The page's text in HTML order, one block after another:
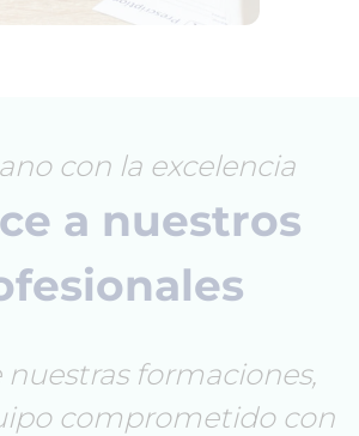
con la excelencia
a nuestros
nuestras formaciones,
comprometido con